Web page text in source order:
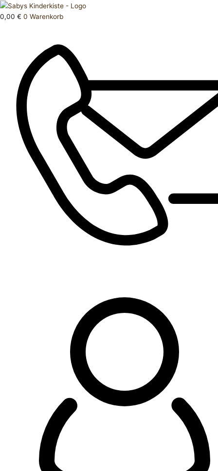
Zum
Inhalt
0,00 € 0 Warenkorb
Products
search
Overall
50